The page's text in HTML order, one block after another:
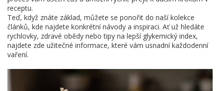
receptu.
Teď, když znáte základ, můžete se ponořit do naší kolekce
článků, kde najdete konkrétní návody a inspiraci. Ať už hledáte
rychlovky, zdravé obědy nebo tipy na lepší glykemický index,
najdete zde užitečné informace, které vám usnadní každodenní
vaření.